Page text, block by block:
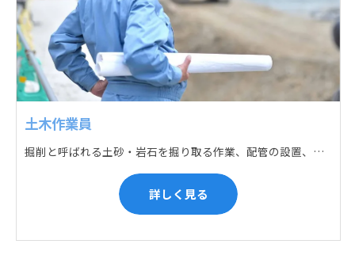
土木作業員
掘削と呼ばれる土砂・岩石を掘り取る作業、配管の設置、埋戻しの順に手作業と機械作業の併用をして行います。また、作業に使用する管材料の運搬作業も、機械と手作業にて行っています。
詳しく見る